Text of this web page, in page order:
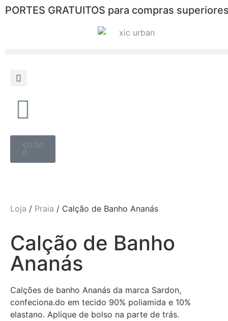
PORTES GRATUITOS para compras
€0.00
0
Loja / Praia / Calção de Banho Ananás
Calção de Banho
Ananás
Calções de banho Ananás da marca Sardon,
confeciona.do em tecido 90% poliamida e 10%
elastano. Aplique de bolso na parte de trás.